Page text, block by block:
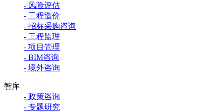
- 风险评估
- 工程造价
- 招标采购咨询
- 工程监理
- 项目管理
- BIM咨询
- 境外咨询
智库
- 政策咨询
- 专题研究